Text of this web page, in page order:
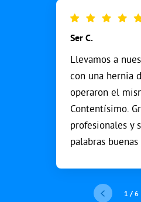
Ser C.
Llevamos a
con una hernia
operaron el
Contentísimo.
profesionales y
palabras
1 /6